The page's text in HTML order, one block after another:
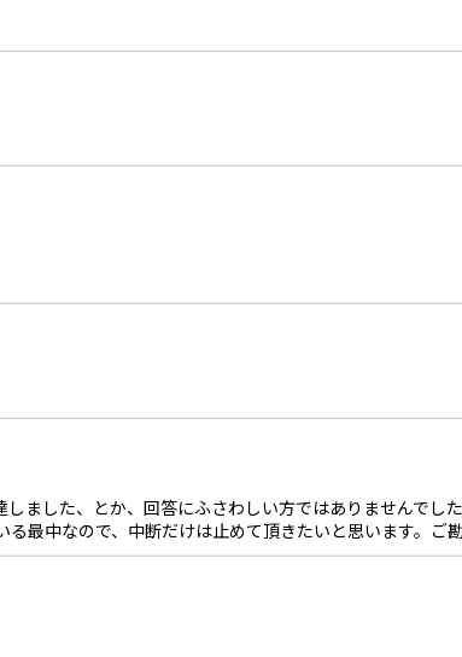
ました、とか、回答にふさわしい方ではありませんでし
最中なので、中断だけは止めて頂きたいと思います。ご